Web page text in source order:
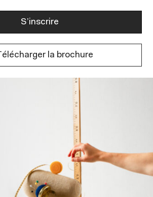
pour professionnels
et expertise
S’inscrire
la brochure